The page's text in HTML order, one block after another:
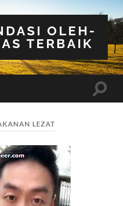
OLEH-
TERBAIK
Toggle
LEZAT